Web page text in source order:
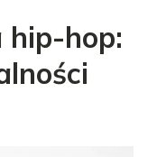
hip-hop: